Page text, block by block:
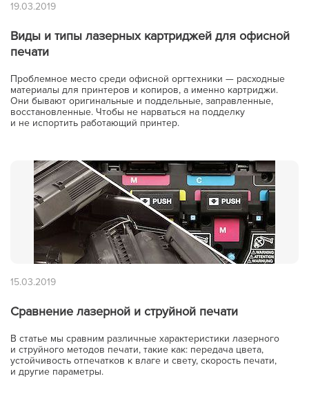
19.03.2019
Виды и типы лазерных картриджей для офисной
печати
Проблемное место среди офисной оргтехники — расходные
материалы для принтеров и копиров, а именно картриджи.
Они бывают оригинальные и поддельные, заправленные,
восстановленные. Чтобы не нарваться на подделку
и не испортить работающий принтер.
15.03.2019
Сравнение лазерной и струйной печати
В статье мы сравним различные характеристики лазерного
и струйного методов печати, такие как: передача цвета,
устойчивость отпечатков к влаге и свету, скорость печати,
и другие параметры.